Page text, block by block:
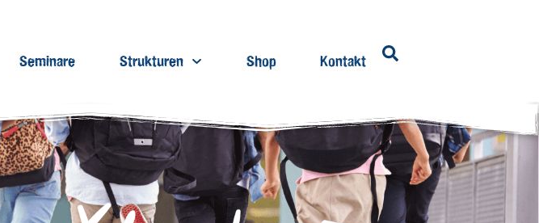
Seminare Strukturen Shop Kontakt